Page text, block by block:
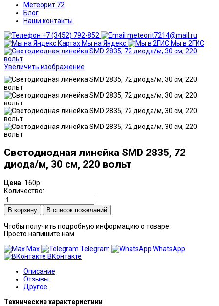
Метеорит 72
Блог
Наши контакты
+7 (3452) 792-852
meteorit7214@mail.ru
Мы на Яндекс
Мы в 2ГИС
Увеличить изображение
Светодиодная линейка SMD 2835, 72
диода/м, 30 см, 220 вольт
Цена: 160р.
Количество:
В список пожеланий
Чтобы получить подробную информацию о товаре
Просто напишите нам
Max
Telegram
WhatsApp
ВКонтакте
Описание
Отзывы
Другое
Технические характеристики